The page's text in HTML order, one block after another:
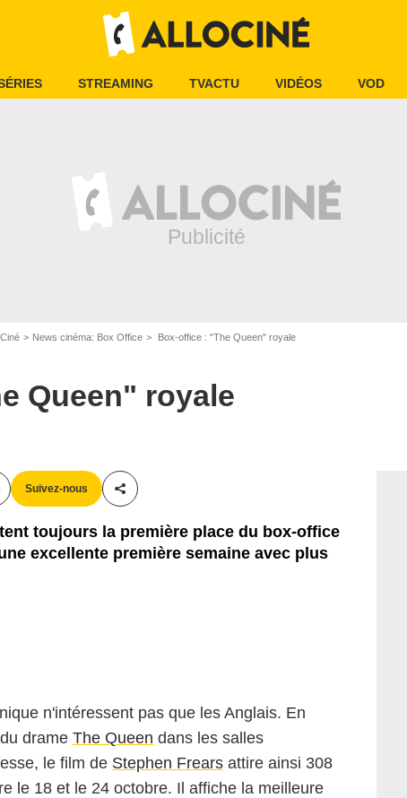
STREAMING TVACTU VIDÉOS VOD
News cinéma: Box Office Box-office : "The Queen" royale
Queen" royale
Suivez-nous
Partager cet article
toujours la première place du box-office
excellente première semaine avec plus
n'intéressent pas que les Anglais. En
drame The Queen dans les salles
le film de Stephen Frears attire ainsi 308
le 18 et le 24 octobre. Il affiche la meilleure